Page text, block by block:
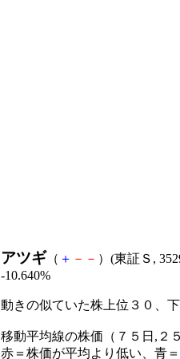
アツギ （ ＋ － － ）(東証Ｓ,
-10.640%
動きの似ていた株上位３０、
移動平均線の株価（７５日,２
赤＝株価が平均より低い、青